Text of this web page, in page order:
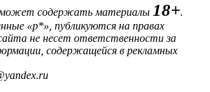
содержать материалы 18+.
«р*», публикуются на правах
не несет ответственности за
содержащейся в рекламных